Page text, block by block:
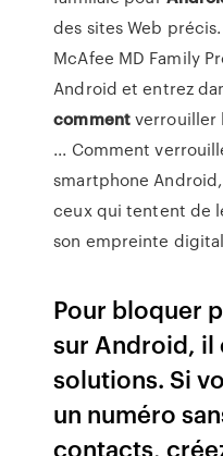
des sites Web
McAfee MD Family
Android et entrez
commentverrouiller
... Comment
smartphone
ceux qui tentent de
son empreinte
Pour bloquer
sur Android, il
solutions. Si
un numéro
contacts,